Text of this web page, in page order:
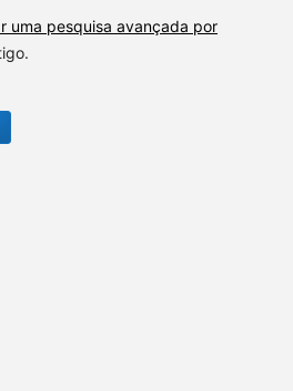
uma pesquisa avançada por